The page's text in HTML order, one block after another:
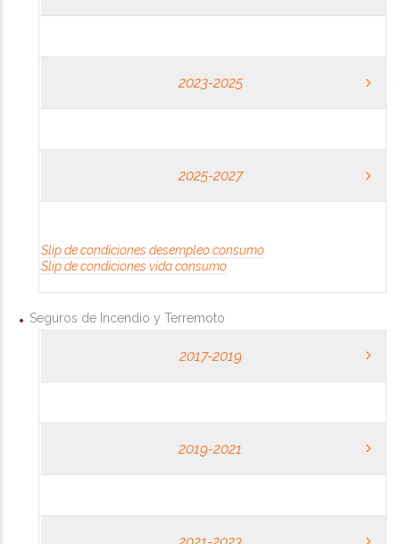
2023-2025
2025-2027
Slip de condiciones desempleo consumo
Slip de condiciones vida consumo
Seguros de Incendio y Terremoto
2017-2019
2019-2021